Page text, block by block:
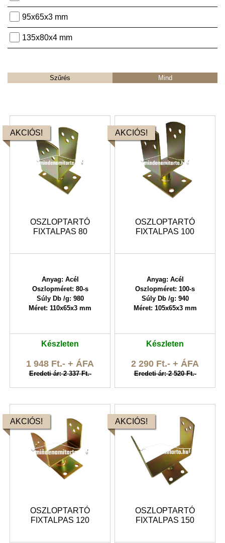
95x65x3 mm
135x80x4 mm
Szűrés Mind
OSZLOPTARTÓ
FIXTALPAS 80
Anyag: Acél
Oszlopméret: 80-s
Súly Db /g: 980
Méret: 110x65x3 mm
Készleten
1 948 Ft.- + ÁFA
Eredeti ár: 2 337 Ft.-
AKCIÓS!
OSZLOPTARTÓ
FIXTALPAS 100
Anyag: Acél
Oszlopméret: 100-s
Súly Db /g: 940
Méret: 105x65x3 mm
Készleten
2 290 Ft.- + ÁFA
Eredeti ár: 2 520 Ft.-
AKCIÓS!
OSZLOPTARTÓ
FIXTALPAS 120
AKCIÓS!
OSZLOPTARTÓ
FIXTALPAS 150
AKCIÓS!